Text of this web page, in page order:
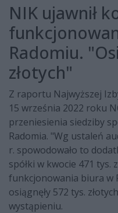
NIK ujawnił
Radomiu.
złotych"
Z raportu Najwyższej
15 września 2022 roku
przeniesienia siedziby
Radomia. "Wg ustaleń
r. spowodowało to
spółki w kwocie 471 tys.
funkcjonowania biura w
osiągnęły 572 tys.
wystąpieniu.